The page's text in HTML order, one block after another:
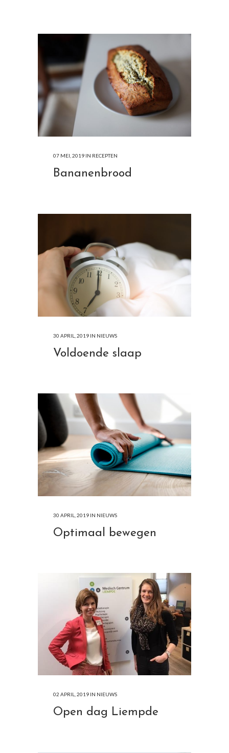
07 MEI, 2019 IN RECEPTEN
Bananenbrood
30 APRIL, 2019 IN NIEUWS
Voldoende slaap
30 APRIL, 2019 IN NIEUWS
Optimaal bewegen
02 APRIL, 2019 IN NIEUWS
Open dag Liempde